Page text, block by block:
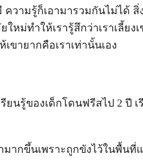
วามรู้ก็เอามารวมกันไม่ได้ สิ่
หม่ทำให้เรารู้สึกว่าเราเลี้ยง
ขายากคือเราเท่านั้นเอง
ยนรู้ของเด็กโดนฟรีสไป 2 ปี
ากขึ้นเพราะถูกขังไว้ในพื้นที่